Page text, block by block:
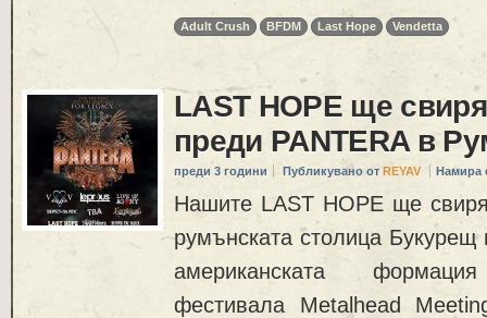
Adult Crush BFDM Last Hope Vendetta
LAST HOPE ще
преди PANTERA в
преди 3 години Публикувано от REYAV Намира
Нашите LAST HOPE ще
румънската столица
американската
фестивала Metalhead